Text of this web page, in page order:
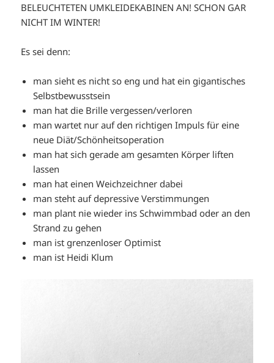
BELEUCHTETEN UMKLEIDEKABINEN AN! SCHON GAR
NICHT IM WINTER!
Es sei denn:
man sieht es nicht so eng und hat ein gigantisches
Selbstbewusstsein
man hat die Brille vergessen/verloren
man wartet nur auf den richtigen Impuls für eine
neue Diät/Schönheitsoperation
man hat sich gerade am gesamten Körper liften
lassen
man hat einen Weichzeichner dabei
man steht auf depressive Verstimmungen
man plant nie wieder ins Schwimmbad oder an den
Strand zu gehen
man ist grenzenloser Optimist
man ist Heidi Klum